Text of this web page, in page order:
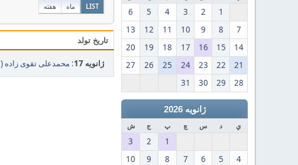
1
2
3
4
5
6
7
8
9
10
11
12
13
14
15
16
17
18
19
20
21
22
23
24
25
26
27
28
29
30
31
ژانویه 2026
ي د س چ پ ج ش
1
2
3
4
5
6
7
8
9
10
LIST ماه هفته
تاریخ تولد
ژانویه 17 : محمدعلی تقوی زاده (36)